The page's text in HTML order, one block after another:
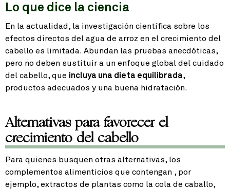
Lo que dice la ciencia
En la actualidad, la investigación científica sobre los
efectos directos del agua de arroz en el crecimiento del
cabello es limitada. Abundan las pruebas anecdóticas,
pero no deben sustituir a un enfoque global del cuidado
del cabello, que incluya una dieta equilibrada,
productos adecuados y una buena hidratación.
Alternativas para favorecer el
crecimiento del cabello
Para quienes busquen otras alternativas, los
complementos alimenticios que contengan , por
ejemplo, extractos de plantas como la cola de caballo,